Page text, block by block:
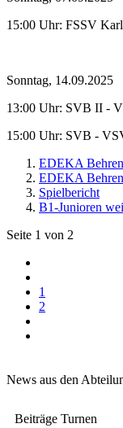
15:00 Uhr: FSSV
Sonntag, 14.09.2025
13:00 Uhr: SVB II -
15:00 Uhr: SVB -
EDEKA
EDEKA
Spielbericht
B1-Junioren
Seite 1 von 2
1
2
News aus den
Beiträge Turnen